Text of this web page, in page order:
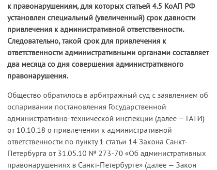
к правонарушениям, для которых статьей 4.5 КоАП РФ
уста­новлен специальный (увеличенный) срок давности
привле­чения к административной ответственности.
Следовательно, такой срок для привлечения к
ответственности администра­тивными органами составляет
два месяца со дня совершения административного
правонарушения.
Общество обратилось в арбитражный суд с заявлением об
оспаривании постановления Государственной
административно-технической инспекции (далее — ГАТИ)
от 10.10.18 о привлечении к административной
ответственности по пункту 1 статьи 14 Закона Санкт-
Петербурга от 31.05.10 № 273-70 «Об административных
правонарушениях в Санкт-Петербурге» (далее — Закон